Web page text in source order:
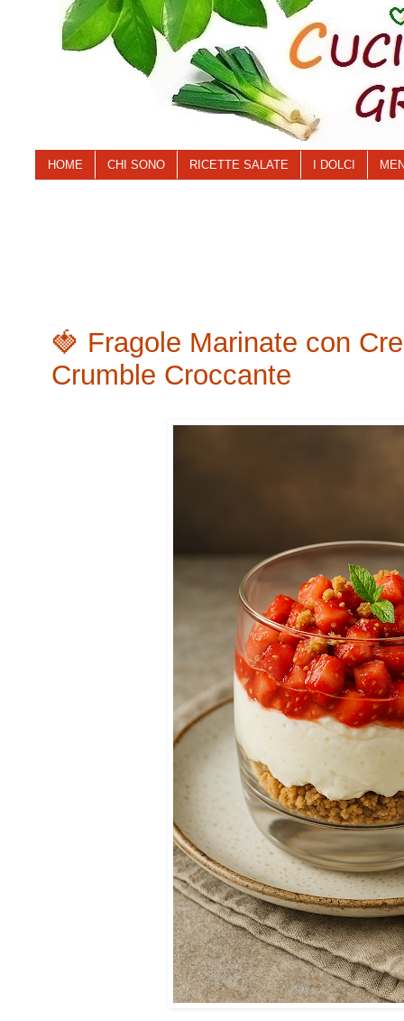
HOME CHI SONO RICETTE SALATE I DOLCI
🍓 Fragole Marinate con
Crumble Croccante